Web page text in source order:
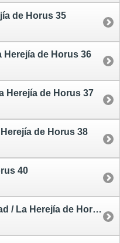
de Horus 35
Herejía de Horus 36
Herejía de Horus 37
de Horus 38
40
El Señor de la Humanidad / La Herejía de Horus 41